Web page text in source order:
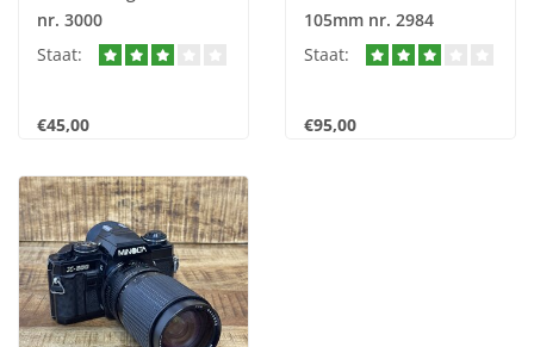
nr. 3000
Staat:
€45,00
105mm nr. 2984
Staat:
€95,00